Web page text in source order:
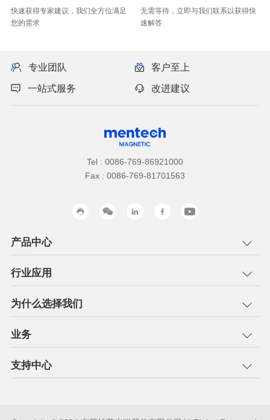
您的需求 速解答
专业团队 客户至上
一站式服务 改进建议
Tel : 0086-769-86921000
Fax : 0086-769-81701563
产品中心
行业应用
为什么选择我们
业务
支持中心